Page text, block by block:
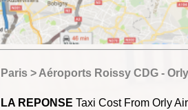
Paris > Aéroports Roissy CDG -
LA REPONSE Taxi Cost From Orly